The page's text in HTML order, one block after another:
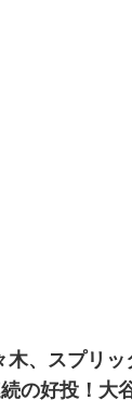
木、スプリ
の好投！大